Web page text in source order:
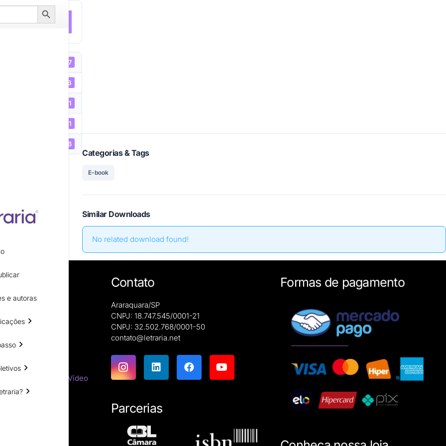
Search
Button
e autoras
567
3.12 MB
1
05/08/2021
05/01/2026
Categorias & Tags
E-book
Similar Downloads
No related download found!
do Cinema e do Vídeo
Contato
Araraquara/SP
CNPJ: 18.747.545/0001-21
CNPJ: 32.502.768/0001-50
contato@letraria.net
Parcerias
Formas de pagamento